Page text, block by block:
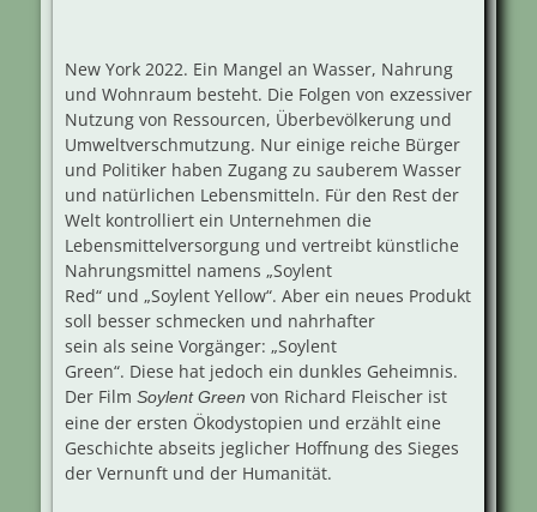
New York 2022. Ein Mangel an Wasser, Nahrung
und Wohnraum besteht. Die Folgen von exzessiver
Nutzung von Ressourcen, Überbevölkerung und
Umweltverschmutzung. Nur einige reiche Bürger
und Politiker haben Zugang zu sauberem Wasser
und natürlichen Lebensmitteln. Für den Rest der
Welt kontrolliert ein Unternehmen die
Lebensmittelversorgung und vertreibt künstliche
Nahrungsmittel namens „Soylent
Red“ und „Soylent Yellow“. Aber ein neues Produkt
soll besser schmecken und nahrhafter
sein als seine Vorgänger: „Soylent
Green“. Diese hat jedoch ein dunkles Geheimnis.
Der Film Soylent Green von Richard Fleischer ist
eine der ersten Ökodystopien und erzählt eine
Geschichte abseits jeglicher Hoffnung des Sieges
der Vernunft und der Humanität.